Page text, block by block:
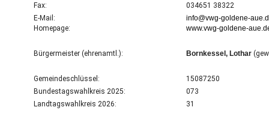
Fax:
034651 38322
E-Mail:
Homepage:
info@vwg-goldene-
www.vwg-goldene-
Bürgermeister (ehrenamtl.): Bornkessel, Lothar
Gemeindeschlüssel:
15087250
Bundestagswahlkreis 2025:
073
Landtagswahlkreis 2026:
31